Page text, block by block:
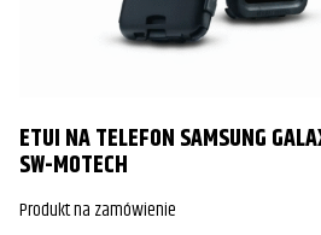
ETUI NA TELEFON SAMSUNG
SW-MOTECH
Produkt na zamówienie